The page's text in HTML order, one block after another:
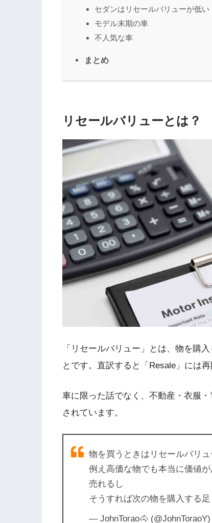
セダンはリセールバリューが低い
モデル末期の車
不人気な車
まとめ
リセールバリューとは？
「リセールバリュー」とは、物を購
とです。直訳すると「Resale」には
車に限った話でなく、不動産・衣服
されています。
物を買うときはリセールバリ
例え高価な物でも本当に価値
売れるし
そうすれば次の物を購入する
— JohnTorao🐴 (@JohnToraoY)